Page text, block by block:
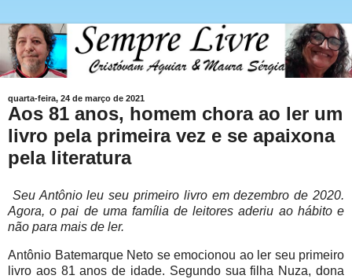
quarta-feira, 24 de março de 2021
Aos 81 anos, homem chora ao ler um
livro pela primeira vez e se apaixona
pela literatura
Seu Antônio leu seu primeiro livro em dezembro de 2020.
Agora, o pai de uma família de leitores aderiu ao hábito e
não para mais de ler.
Antônio Batemarque Neto se emocionou ao ler seu primeiro
livro aos 81 anos de idade. Segundo sua filha Nuza, dona